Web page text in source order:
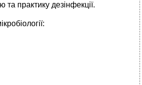
та практику дезінфекції.